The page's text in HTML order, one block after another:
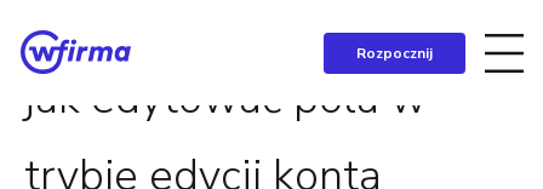
Rozpocznij
jak edytować pola w
trybie edycji konta